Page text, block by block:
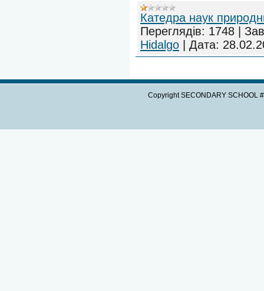
Катедра наук
Переглядів: 1748
Hidalgo
Дата:
Copyright SECONDARY SCHOOL